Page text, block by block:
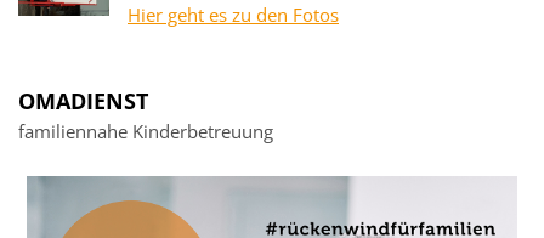
Hier geht es zu den Fotos
OMADIENST
familiennahe Kinderbetreuung